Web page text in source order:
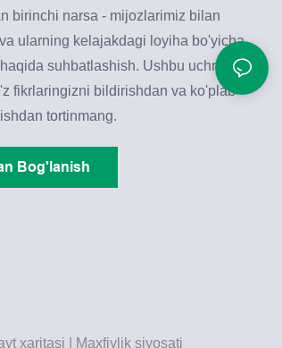
birinchi narsa - mijozlarimiz bilan
ularning kelajakdagi loyiha bo'yicha
suhbatlashish. Ushbu uchrashuv
fikrlaringizni bildirishdan va ko'plab
tortinmang.
Bog'lanish
xaritasi Maxfiylik siyosati